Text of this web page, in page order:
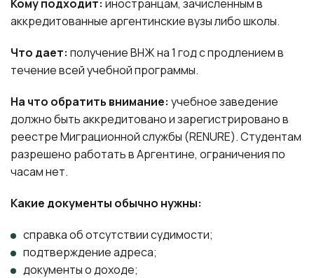
Кому подходит: иностранцам, зачисленным в
аккредитованные аргентинские вузы либо школы.
Что дает: получение ВНЖ на 1 год с продлением в
течение всей учебной программы.
На что обратить внимание: учебное заведение
должно быть аккредитовано и зарегистрировано в
реестре Миграционной службы (RENURE). Студентам
разрешено работать в Аргентине, ограничения по
часам нет.
Какие документы обычно нужны:
справка об отсутствии судимости;
подтверждение адреса;
документы о доходе;